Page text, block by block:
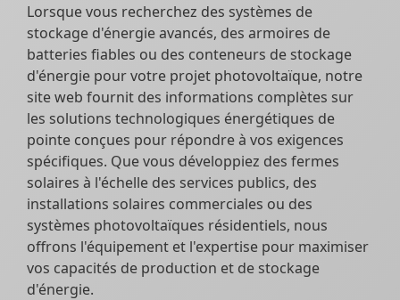
Lorsque vous recherchez des systèmes de
stockage d'énergie avancés, des armoires de
batteries fiables ou des conteneurs de stockage
d'énergie pour votre projet photovoltaïque, notre
site web fournit des informations complètes sur
les solutions technologiques énergétiques de
pointe conçues pour répondre à vos exigences
spécifiques. Que vous développiez des fermes
solaires à l'échelle des services publics, des
installations solaires commerciales ou des
systèmes photovoltaïques résidentiels, nous
offrons l'équipement et l'expertise pour maximiser
vos capacités de production et de stockage
d'énergie.